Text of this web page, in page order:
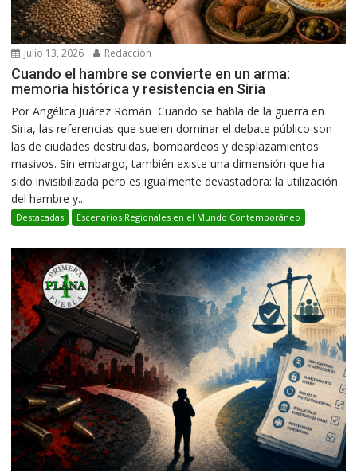
julio 13, 2026 Redacción
Cuando el hambre se convierte en un arma:
memoria histórica y resistencia en Siria
Por Angélica Juárez Román Cuando se habla de la guerra en
Siria, las referencias que suelen dominar el debate público son
las de ciudades destruidas, bombardeos y desplazamientos
masivos. Sin embargo, también existe una dimensión que ha
sido invisibilizada pero es igualmente devastadora: la utilización
del hambre y...
Destacadas Escenarios Regionales en el Mundo Contemporáneo